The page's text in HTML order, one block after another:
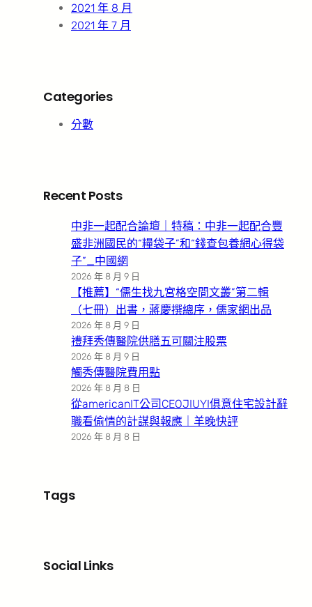
2021 年 8 月
2021 年 7 月
Categories
分數
Recent Posts
中非一起配合論壇｜特稿：中非一起配合豐
盛非洲國民的“糧袋子”和“錢查包養網心得袋
子”_中國網
2026 年 8 月 9 日
【推薦】“儒生找九宮格空間文叢”第二輯
（七冊）出書，蔣慶撰總序，儒家網出品
2026 年 8 月 9 日
禮拜秀傳醫院供膳五可關注股票
2026 年 8 月 9 日
觸秀傳醫院費用點
2026 年 8 月 8 日
從americanIT公司CEOJIUYI俱意住宅設計辭
職看偷情的計謀與報應｜羊晚快評
2026 年 8 月 8 日
Tags
Social Links